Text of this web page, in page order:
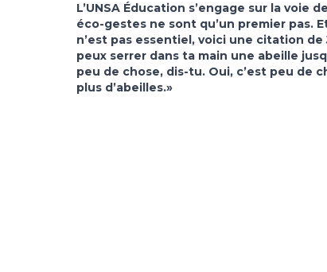
L’UNSA Éducation s’engage sur la
éco-gestes ne sont qu’un premier pas.
n’est pas essentiel, voici une citation
peux serrer dans ta main une abeille
peu de chose, dis-tu. Oui, c’est peu de
plus d’abeilles.»